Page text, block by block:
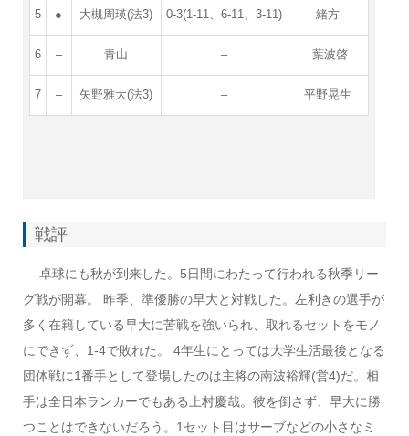
5 ● 大槻周瑛(法3) 0-3(1-11、6-11、3-11) 緒方
6 – 青山 – 葉波啓
7 – 矢野雅大(法3) – 平野晃生
戦評
卓球にも秋が到来した。5日間にわたって行われる秋季リー
グ戦が開幕。 昨季、準優勝の早大と対戦した。左利きの選手が
多く在籍している早大に苦戦を強いられ、取れるセットをモノ
にできず、1-4で敗れた。 4年生にとっては大学生活最後となる
団体戦に1番手として登場したのは主将の南波裕輝(営4)だ。相
手は全日本ランカーでもある上村慶哉。彼を倒さず、早大に勝
つことはできないだろう。1セット目はサーブなどの小さなミ